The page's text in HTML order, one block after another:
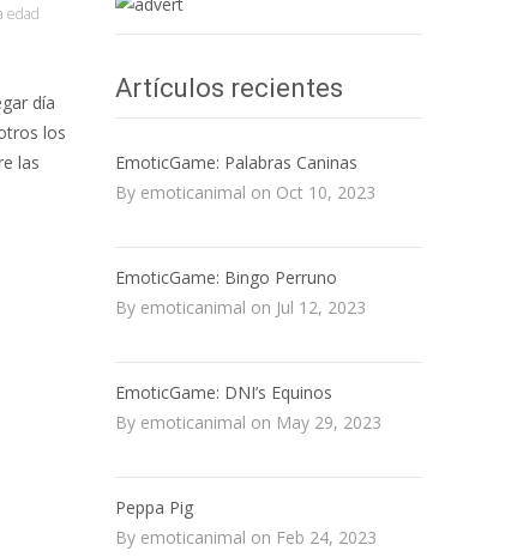
edad
día
los
las
Artículos recientes
EmoticGame: Palabras Caninas
By emoticanimal on Oct 10, 2023
EmoticGame: Bingo Perruno
By emoticanimal on Jul 12, 2023
EmoticGame: DNI’s Equinos
By emoticanimal on May 29, 2023
Peppa Pig
By emoticanimal on Feb 24, 2023